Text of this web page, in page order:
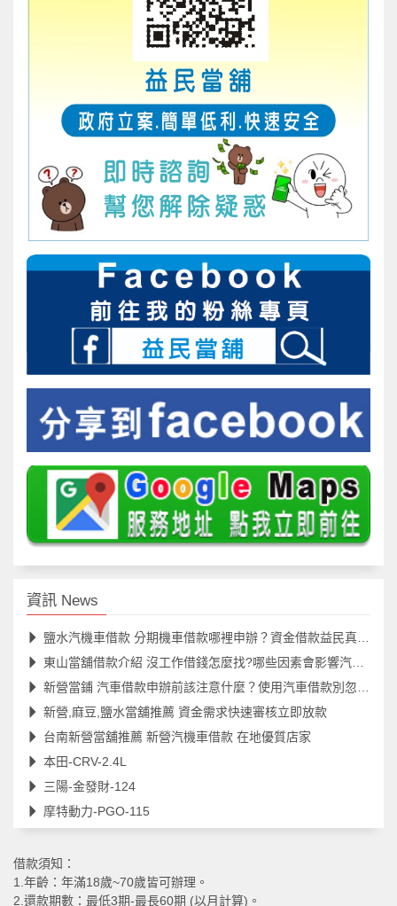
資訊 News
鹽水汽機車借款 分期機車借款哪裡申辦？資金借款益民真便利
東山當舖借款介紹 沒工作借錢怎麼找?哪些因素會影響汽機車借款額度？
新營當鋪 汽車借款申辦前該注意什麼？使用汽車借款別忽略五大重點
新營,麻豆,鹽水當舖推薦 資金需求快速審核立即放款
台南新營當舖推薦 新營汽機車借款 在地優質店家
本田-CRV-2.4L
三陽-金發財-124
摩特動力-PGO-115
借款須知：
1.年齡：年滿18歲~70歲皆可辦理。
2.還款期數：最低3期-最長60期 (以月計算)。